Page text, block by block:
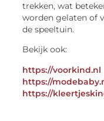
trekken, wat
worden gelaten of
de speeltuin.
Bekijk ook:
https://voorkind.nl
https://
https://